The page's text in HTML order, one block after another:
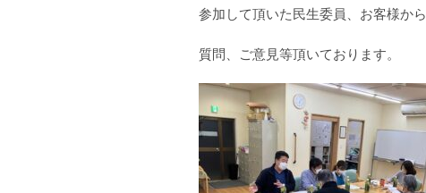
参加して頂いた民生委員、お客様から
質問、ご意見等頂いております。